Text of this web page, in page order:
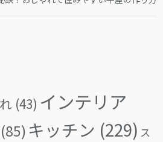
(43) インテリア
(85) キッチン (229) ス